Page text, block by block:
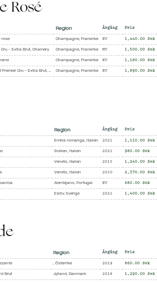
Rosé
Region Årgång Pris
rose Champagne, Frankrike NV 1,440.00 Sek
Cru – Extra Brut, Chamery Champagne, Frankrike MV 1,500.00 Sek
Champagne, Frankrike NV 1,180.00 Sek
Bullie de Rosé Premier Cru – Extra Brut, Écueil Champagne, Frankrike NV 1,890.00 Sek
Region Årgång Pris
Emilia romanga, Italien 2021 1,110.00 Sek
Sicilien, Italien 2021 980.00 Sek
Veneto, Italien 2015 1,240.00 Sek
Veneto, Italien 2010 2,370.00 Sek
Alentejano, Portugal NV 680.00 Sek
Eslöv, Sverige 2021 1,400.00 Sek
Region Årgång Pris
, Österrike 2019 860.00 Sek
Brut Jylland, Danmark 2018 1,290.00 Sek